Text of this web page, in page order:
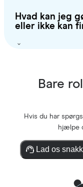
Hvad kan jeg
eller ikke kan
Bare
Hvis du har
hjælpe
Lad os